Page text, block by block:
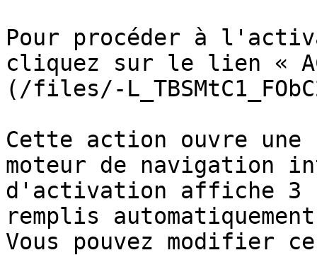
Pour procéder à
cliquez sur le lien «
(/files/-
Cette action ouvre
moteur de navigation
d'activation affiche 3
remplis
Vous pouvez modifier